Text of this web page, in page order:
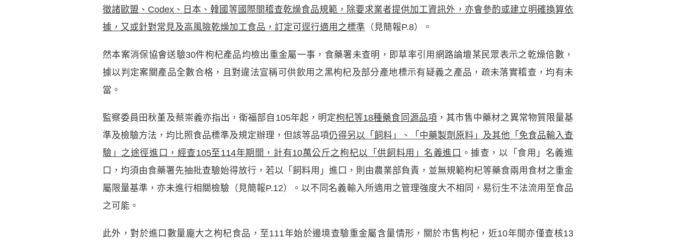
徵諸歐盟、 Codex 、日本、韓國等國際間稽查乾燥食品規範，除要求業者提供加工資訊外，亦會參酌或建立明確換算依
據，又或針對常見及高風險乾燥加工食品，訂定可逕行適用之標準 （見簡報P.8）。
然本案消保協會送驗30件枸杞產品均檢出重金屬一事，食藥署未查明，即草率引用網路論壇某民眾表示之乾燥倍數，
據以判定案關產品全數合格，且對違法宣稱可供飲用之黑枸杞及部分產地標示有疑義之產品，疏未落實稽查，均有未
當。
監察委員田秋堇及蔡崇義亦指出，衛福部自105年起，明定枸杞等18種藥食同源品項 ，其市售中藥材之異常物質限量基
準及檢驗方法，均比照食品標準及規定辦理，但該等品項仍得另以「飼料」、「中藥製劑原料」及其他「免食品輸入查
驗」之途徑進口，經查105至 114年期間，計有10萬公斤之枸杞以「供飼料用」名義進口 。據查，以「食用」名義進
口，均須由食藥署先抽批查驗始得放行，若以「飼料用」進口，則由農業部負責，並無規範枸杞等藥食兩用食材之重金
屬限量基準，亦未進行相關檢驗（見簡報P.12）。以不同名義輸入所適用之管理強度大不相同，易衍生不法流用至食品
之可能。
此外，對於進口數量龐大之枸杞食品，至111年始於邊境查驗重金屬含量情形，關於市售枸杞，近10年間亦僅查核13